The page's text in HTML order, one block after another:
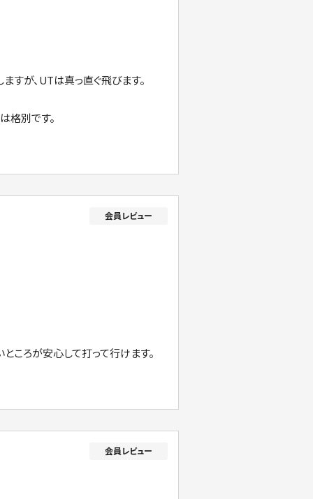
すが、UTは真っ直ぐ飛びます。
格別です。
ころが安心して打って行けます。